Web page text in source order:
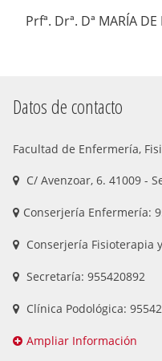
Prfª. Drª. Dª MARÍA DE
Datos de contacto
Facultad de Enfermería,
C/ Avenzoar, 6. 41009 -
Conserjería Enfermería:
Conserjería Fisioterapia
Secretaría: 955420892
Clínica Podológica:
Ampliar Información